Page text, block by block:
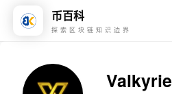
币百科
探索区块链知识边界
Valkyrie